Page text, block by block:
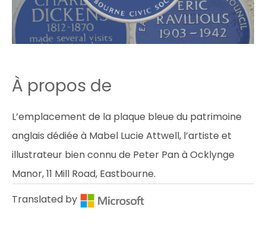
À propos de
L’emplacement de la plaque bleue du patrimoine
anglais dédiée à Mabel Lucie Attwell, l’artiste et
illustrateur bien connu de Peter Pan à Ocklynge
Manor, 11 Mill Road, Eastbourne.
Translated by